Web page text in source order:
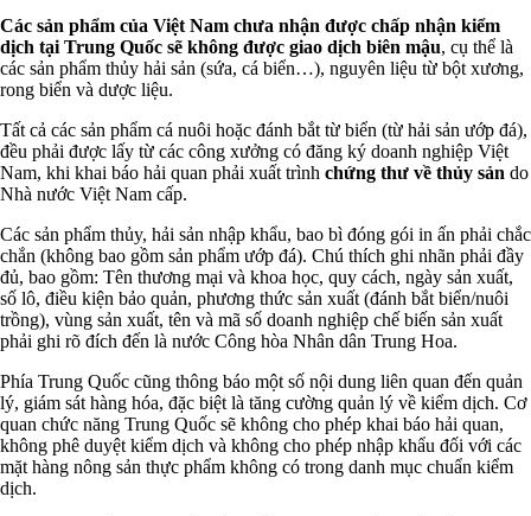
Các sản phẩm của Việt Nam chưa nhận được chấp nhận kiểm
dịch tại Trung Quốc sẽ không được giao dịch biên mậu, cụ thể là
các sản phẩm thủy hải sản (sứa, cá biển…), nguyên liệu từ bột xương,
rong biển và dược liệu.
Tất cả các sản phẩm cá nuôi hoặc đánh bắt từ biển (từ hải sản ướp đá),
đều phải được lấy từ các công xưởng có đăng ký doanh nghiệp Việt
Nam, khi khai báo hải quan phải xuất trình chứng thư về thủy sản do
Nhà nước Việt Nam cấp.
Các sản phẩm thủy, hải sản nhập khẩu, bao bì đóng gói in ấn phải chắc
chắn (không bao gồm sản phẩm ướp đá). Chú thích ghi nhãn phải đầy
đủ, bao gồm: Tên thương mại và khoa học, quy cách, ngày sản xuất,
số lô, điều kiện bảo quản, phương thức sản xuất (đánh bắt biển/nuôi
trồng), vùng sản xuất, tên và mã số doanh nghiệp chế biến sản xuất
phải ghi rõ đích đến là nước Công hòa Nhân dân Trung Hoa.
Phía Trung Quốc cũng thông báo một số nội dung liên quan đến quản
lý, giám sát hàng hóa, đặc biệt là tăng cường quản lý về kiểm dịch. Cơ
quan chức năng Trung Quốc sẽ không cho phép khai báo hải quan,
không phê duyệt kiểm dịch và không cho phép nhập khẩu đối với các
mặt hàng nông sản thực phẩm không có trong danh mục chuẩn kiểm
dịch.